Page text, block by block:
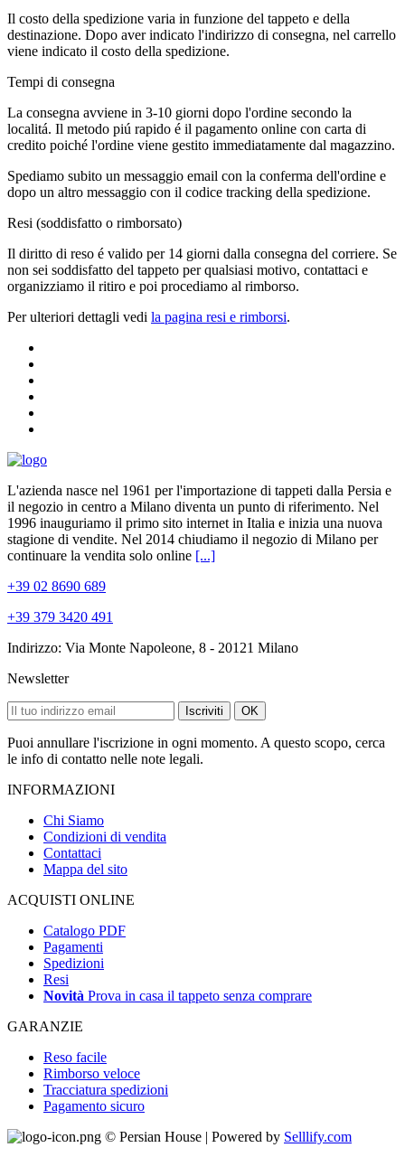
Il costo della spedizione varia in funzione del tappeto e della
destinazione. Dopo aver indicato l'indirizzo di consegna, nel carrello
viene indicato il costo della spedizione.
Tempi di consegna
La consegna avviene in 3-10 giorni dopo l'ordine secondo la
localitá. Il metodo piú rapido é il pagamento online con carta di
credito poiché l'ordine viene gestito immediatamente dal magazzino.
Spediamo subito un messaggio email con la conferma dell'ordine e
dopo un altro messaggio con il codice tracking della spedizione.
Resi (soddisfatto o rimborsato)
Il diritto di reso é valido per 14 giorni dalla consegna del corriere. Se
non sei soddisfatto del tappeto per qualsiasi motivo, contattaci e
organizziamo il ritiro e poi procediamo al rimborso.
Per ulteriori dettagli vedi la pagina resi e rimborsi.
L'azienda nasce nel 1961 per l'importazione di tappeti dalla Persia e
il negozio in centro a Milano diventa un punto di riferimento. Nel
1996 inauguriamo il primo sito internet in Italia e inizia una nuova
stagione di vendite. Nel 2014 chiudiamo il negozio di Milano per
continuare la vendita solo online [...]
+39 02 8690 689
+39 379 3420 491
Indirizzo: Via Monte Napoleone, 8 - 20121 Milano
Newsletter
Iscriviti OK
Puoi annullare l'iscrizione in ogni momento. A questo scopo, cerca
le info di contatto nelle note legali.
INFORMAZIONI
Chi Siamo
Condizioni di vendita
Contattaci
Mappa del sito
ACQUISTI ONLINE
Catalogo PDF
Pagamenti
Spedizioni
Resi
Novità Prova in casa il tappeto senza comprare
GARANZIE
Reso facile
Rimborso veloce
Tracciatura spedizioni
Pagamento sicuro
© Persian House | Powered by Selllify.com